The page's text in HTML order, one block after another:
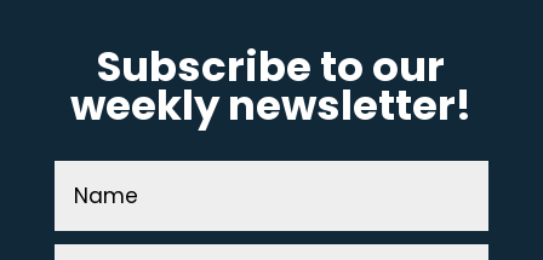
Subscribe to our
weekly newsletter!